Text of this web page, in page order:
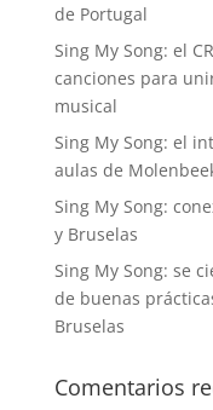
de Portugal
Sing My Song: el
canciones para
musical
Sing My Song: el
aulas de
Sing My Song:
y Bruselas
Sing My Song: se
de buenas
Bruselas
Comentarios